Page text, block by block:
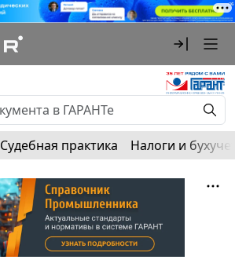
Судебная практика Налоги и